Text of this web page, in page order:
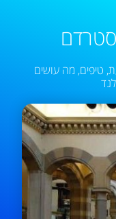
, טיפים, מה עושים